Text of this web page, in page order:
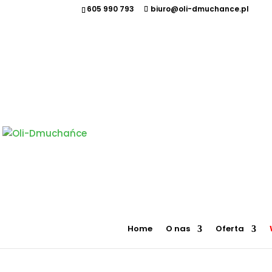
605 990 793 biuro@oli-dmuchance.pl
Home O nas Oferta